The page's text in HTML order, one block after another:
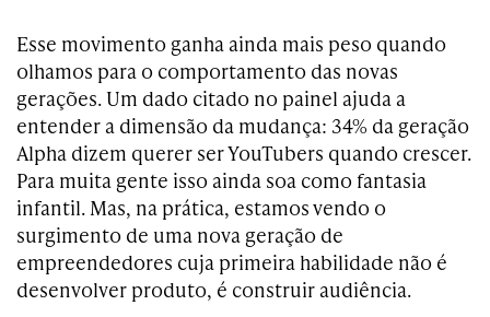
Esse movimento ganha ainda mais peso quando
olhamos para o comportamento das novas
gerações. Um dado citado no painel ajuda a
entender a dimensão da mudança: 34% da geração
Alpha dizem querer ser YouTubers quando crescer.
Para muita gente isso ainda soa como fantasia
infantil. Mas, na prática, estamos vendo o
surgimento de uma nova geração de
empreendedores cuja primeira habilidade não é
desenvolver produto, é construir audiência.